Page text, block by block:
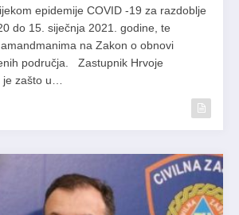
epidemije COVID -19 za razdoblje
do 15. siječnja 2021. godine, te
na Zakon o obnovi
područja. Zastupnik Hrvoje
zašto u…